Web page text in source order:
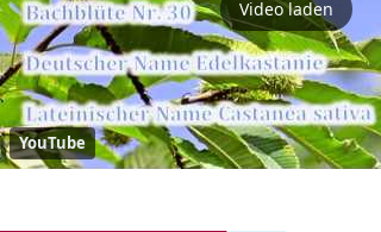
Video laden
YouTube